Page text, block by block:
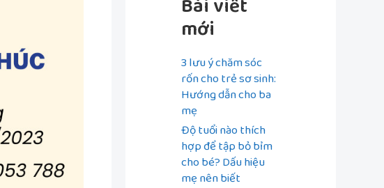
Bài viết
mới
3 lưu ý chăm sóc
rốn cho trẻ sơ sinh:
Hướng dẫn cho ba
mẹ
Độ tuổi nào thích
hợp để tập bỏ bỉm
cho bé? Dấu hiệu
mẹ nên biết